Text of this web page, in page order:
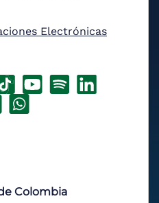
Electrónicas
Colombia